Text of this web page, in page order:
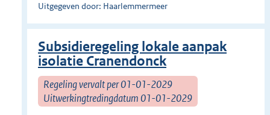
Uitgegeven door: Haarlemmermeer
Subsidieregeling lokale aanpak
isolatie Cranendonck
Regeling vervalt per 01-01-2029
Uitwerkingtredingdatum 01-01-2029